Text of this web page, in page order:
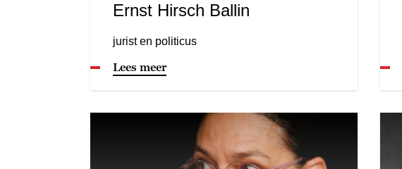
Ernst Hirsch Ballin
jurist en politicus
Lees meer